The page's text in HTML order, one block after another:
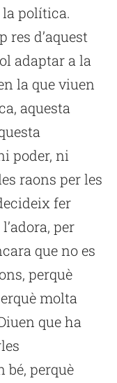
política.
res d’aquest
adaptar a la
la que viuen
aquesta
poder, ni
raons per les
fer
per
que no es
perquè
molta
que ha
bé, perquè